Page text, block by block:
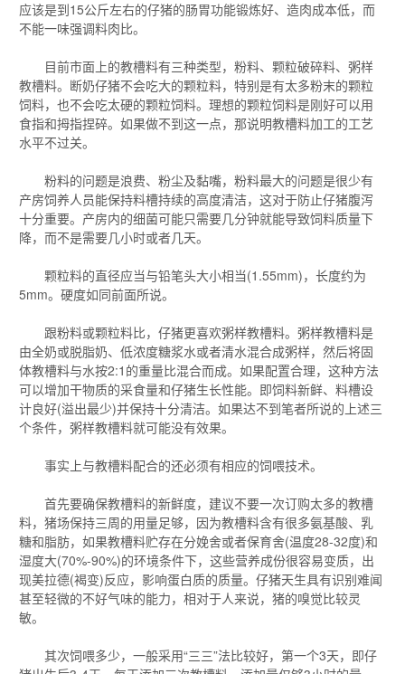
应该是到15公斤左右的仔猪的肠胃功能锻炼好、造肉成本低，而
不能一味强调料肉比。
目前市面上的教槽料有三种类型，粉料、颗粒破碎料、粥样
教槽料。断奶仔猪不会吃大的颗粒料，特别是有太多粉末的颗粒
饲料，也不会吃太硬的颗粒饲料。理想的颗粒饲料是刚好可以用
食指和拇指捏碎。如果做不到这一点，那说明教槽料加工的工艺
水平不过关。
粉料的问题是浪费、粉尘及黏嘴，粉料最大的问题是很少有
产房饲养人员能保持料槽持续的高度清洁，这对于防止仔猪腹泻
十分重要。产房内的细菌可能只需要几分钟就能导致饲料质量下
降，而不是需要几小时或者几天。
颗粒料的直径应当与铅笔头大小相当(1.55mm)，长度约为
5mm。硬度如同前面所说。
跟粉料或颗粒料比，仔猪更喜欢粥样教槽料。粥样教槽料是
由全奶或脱脂奶、低浓度糖浆水或者清水混合成粥样，然后将固
体教槽料与水按2:1的重量比混合而成。如果配置合理，这种方法
可以增加干物质的采食量和仔猪生长性能。即饲料新鲜、料槽设
计良好(溢出最少)并保持十分清洁。如果达不到笔者所说的上述三
个条件，粥样教槽料就可能没有效果。
事实上与教槽料配合的还必须有相应的饲喂技术。
首先要确保教槽料的新鲜度，建议不要一次订购太多的教槽
料，猪场保持三周的用量足够，因为教槽料含有很多氨基酸、乳
糖和脂肪，如果教槽料贮存在分娩舍或者保育舍(温度28-32度)和
湿度大(70%-90%)的环境条件下，这些营养成份很容易变质，出
现美拉德(褐变)反应，影响蛋白质的质量。仔猪天生具有识别难闻
甚至轻微的不好气味的能力，相对于人来说，猪的嗅觉比较灵
敏。
其次饲喂多少，一般采用“三三”法比较好，第一个3天，即仔